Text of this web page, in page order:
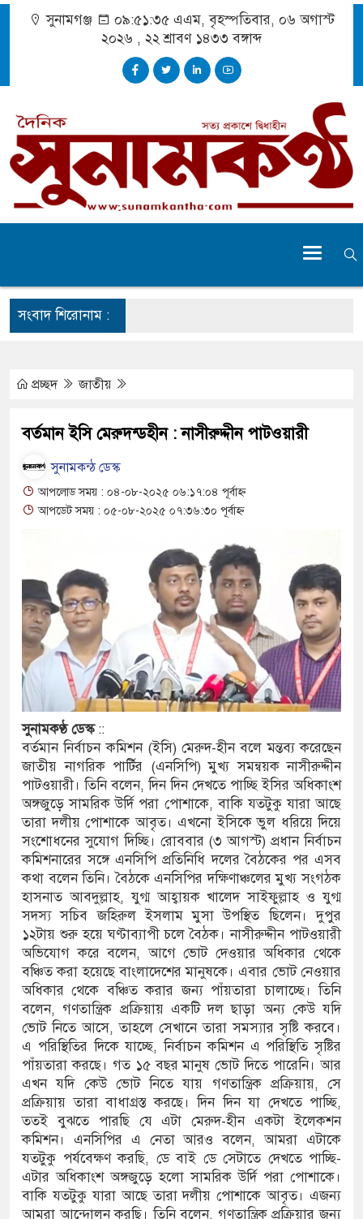
সুনামগঞ্জ ০৯:৫১:৩৫ এএম, বৃহস্পতিবার, ০৬ অগাস্ট
২০২৬ , ২২ শ্রাবণ ১৪৩৩ বঙ্গাব্দ
সংবাদ শিরোনাম :
নিয়ে চলাচল
মাধ্যমিকেই
রফিকুল ইসলামের প্রতিপক্ষের সব অভিযোগ
দিবস
সংকট চুলা জ্বলে না, পাম্পে দীর্ঘ লাইন
সম্প্রসারিত প্রশাসনিক ভবনের উদ্বোধন
চালানোর মুরোদ আওয়ামী লীগের নেই :
আইনে মামলা: নাদের, পলিন, রিপন-
আসামি
ইলেক্ট্রনিক বুথ ও সেল্ফ সার্ভিস সেন্টারের উদ্বোধন
জেলা প্রশাসন
সংশোধন ও স্বত্ব ফেরতের দাবি
জীবনের ঝুঁকি, নিরাপদ নৌযান এখনো অধরা
শূন্য, ৪৫১টি প্রাথমিক বিদ্যালয়ে নেই প্রধান
নিহত ২, নিখোঁজ ২, ভবানীপুরে শোকের
অভিযোগে সংবাদ সম্মেলন, নিরাপত্তা ও সুষ্ঠু
বিঘা কৃষিজমি, বোরো আবাদ নিয়ে শঙ্কা
ও নাসীরুদ্দীনসহ ১০ জনের বিরুদ্ধে মামলা
থেকে দেশ পরিচালনার অধিকার হারিয়েছে :
প্রচ্ছদ জাতীয়
বর্তমান ইসি মেরুদন্ডহীন : নাসীরুদ্দীন পাটওয়ারী
সুনামকন্ঠ ডেস্ক
আপলোড সময় : ০৪-০৮-২০২৫ ০৬:১৭:০৪ পূর্বাহ্ন
আপডেট সময় : ০৫-০৮-২০২৫ ০৭:৩৬:৩০ পূর্বাহ্ন
সুনামকণ্ঠ ডেস্ক::
বর্তমান নির্বাচন কমিশন (ইসি) মেরুদ-হীন বলে মন্তব্য করেছেন
জাতীয় নাগরিক পার্টির (এনসিপি) মুখ্য সমন্বয়ক নাসীরুদ্দীন
পাটওয়ারী। তিনি বলেন, দিন দিন দেখতে পাচ্ছি ইসির অধিকাংশ
অঙ্গজুড়ে সামরিক উর্দি পরা পোশাকে, বাকি যতটুকু যারা আছে
তারা দলীয় পোশাকে আবৃত। এখনো ইসিকে ভুল ধরিয়ে দিয়ে
সংশোধনের সুযোগ দিচ্ছি। রোববার (৩ আগস্ট) প্রধান নির্বাচন
কমিশনারের সঙ্গে এনসিপি প্রতিনিধি দলের বৈঠকের পর এসব
কথা বলেন তিনি। বৈঠকে এনসিপির দক্ষিণাঞ্চলের মুখ্য সংগঠক
হাসনাত আবদুল্লাহ, যুগ্ম আহ্বায়ক খালেদ সাইফুল্লাহ ও যুগ্ম
সদস্য সচিব জহিরুল ইসলাম মুসা উপস্থিত ছিলেন। দুপুর
১২টায় শুরু হয়ে ঘণ্টাব্যাপী চলে বৈঠক। নাসীরুদ্দীন পাটওয়ারী
অভিযোগ করে বলেন, আগে ভোট দেওয়ার অধিকার থেকে
বঞ্চিত করা হয়েছে বাংলাদেশের মানুষকে। এবার ভোট নেওয়ার
অধিকার থেকে বঞ্চিত করার জন্য পাঁয়তারা চালাচ্ছে। তিনি
বলেন, গণতান্ত্রিক প্রক্রিয়ায় একটি দল ছাড়া অন্য কেউ যদি
ভোট নিতে আসে, তাহলে সেখানে তারা সমস্যার সৃষ্টি করবে।
এ পরিস্থিতির দিকে যাচ্ছে, নির্বাচন কমিশন এ পরিস্থিতি সৃষ্টির
পাঁয়তারা করছে। গত ১৫ বছর মানুষ ভোট দিতে পারেনি। আর
এখন যদি কেউ ভোট নিতে যায় গণতান্ত্রিক প্রক্রিয়ায়, সে
প্রক্রিয়ায় তারা বাধাগ্রস্ত করছে। দিন দিন যা দেখতে পাচ্ছি,
ততই বুঝতে পারছি যে এটা মেরুদ-হীন একটা ইলেকশন
কমিশন। এনসিপির এ নেতা আরও বলেন, আমরা এটাকে
যতটুকু পর্যবেক্ষণ করছি, ডে বাই ডে সেটাতে দেখতে পাচ্ছি-
এটার অধিকাংশ অঙ্গজুড়ে হলো সামরিক উর্দি পরা পোশাকে।
বাকি যতটুকু যারা আছে তারা দলীয় পোশাকে আবৃত। এজন্য
আমরা আন্দোলন করছি। তিনি বলেন, গণতান্ত্রিক প্রক্রিয়ার জন্য